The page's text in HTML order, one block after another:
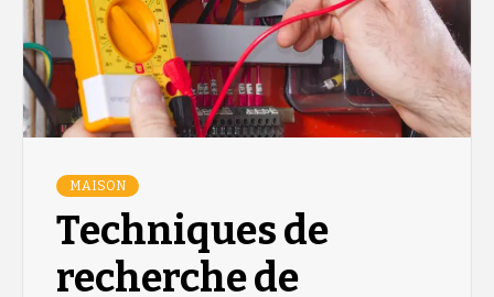
MAISON
Techniques de
recherche de